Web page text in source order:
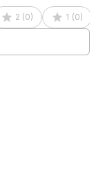
2 (0) 1 (0)